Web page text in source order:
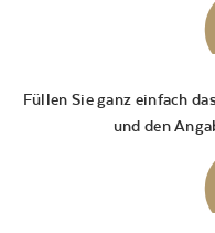
Füllen Sie ganz einfach
und den